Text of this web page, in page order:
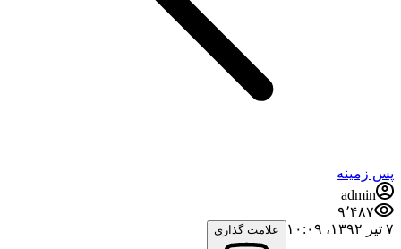
پس زمینه
admin
۹٬۴۸۷
۷ تیر ۱۳۹۲،‏ ۱۰:۰۹
علامت گذاری